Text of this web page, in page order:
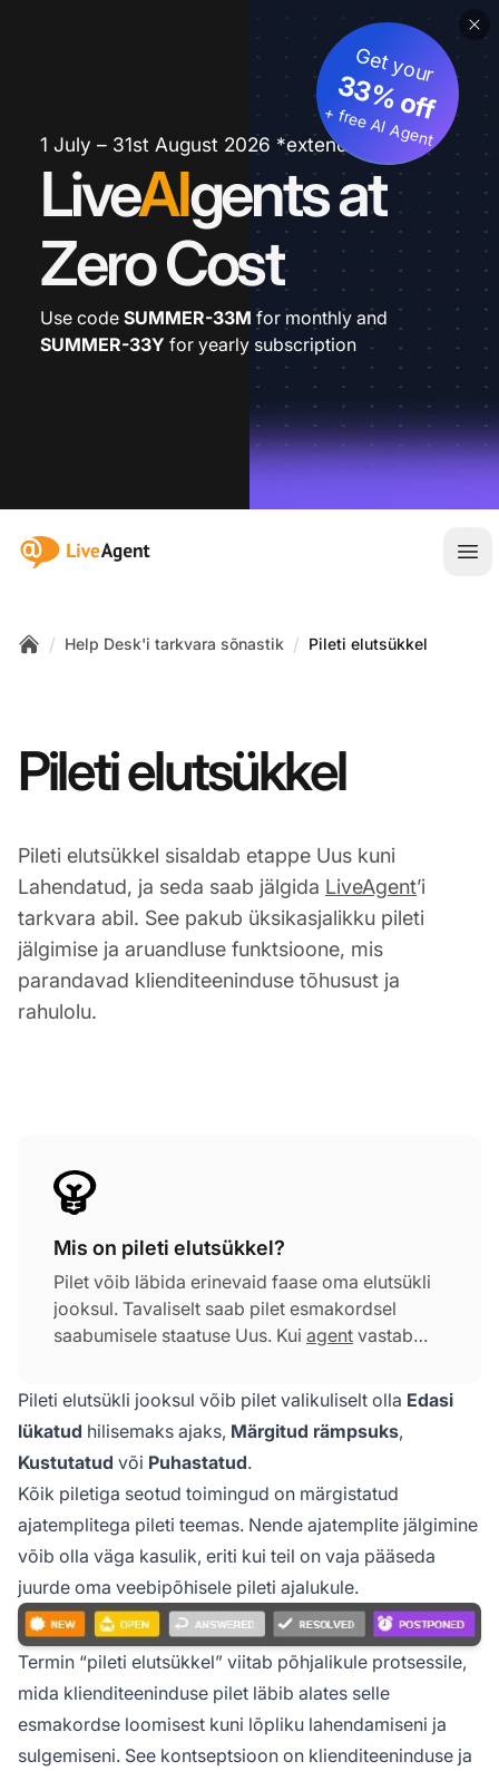
1 July – 31st August 2026 *extended
LiveAIgents at
Zero Cost
Get your
33% off
+ free AI Agent
Use code SUMMER-33M for monthly and
SUMMER-33Y for yearly subscription
:site.title
/ Help Desk'i tarkvara sõnastik / Pileti elutsükkel
Pileti elutsükkel
Pileti elutsükkel sisaldab etappe Uus kuni
Lahendatud, ja seda saab jälgida LiveAgent’i
tarkvara abil. See pakub üksikasjalikku pileti
jälgimise ja aruandluse funktsioone, mis
parandavad klienditeeninduse tõhusust ja
rahulolu.
Mis on pileti elutsükkel?
Pilet võib läbida erinevaid faase oma elutsükli
jooksul. Tavaliselt saab pilet esmakordsel
saabumisele staatuse Uus. Kui agent vastab
Kui klient vastab samale piletile, muudetakse
selle staatuseks Avatud. Pärast seda võib agent
kas vastata piletile uuesti (ja sama protsess
jätkub) või lihtsalt lahendada pileti ja
staatuseks muudetakse Lahendatud.
Pileti elutsükli jooksul võib pilet valikuliselt olla Edasi
lükatud hilisemaks ajaks, Märgitud rämpsuks,
Kustutatud või Puhastatud.
Kõik piletiga seotud toimingud on märgistatud
ajatemplitega pileti teemas. Nende ajatemplite jälgimine
võib olla väga kasulik, eriti kui teil on vaja pääseda
juurde oma veebipõhisele pileti ajalukule.
Termin “pileti elutsükkel” viitab põhjalikule protsessile,
mida klienditeeninduse pilet läbib alates selle
esmakordse loomisest kuni lõpliku lahendamiseni ja
sulgemiseni. See kontseptsioon on klienditeeninduse ja